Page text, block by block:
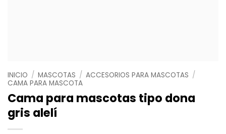
INICIO / MASCOTAS / ACCESORIOS PARA MASCOTAS /
CAMA PARA MASCOTA
Cama para mascotas tipo dona
gris alelí